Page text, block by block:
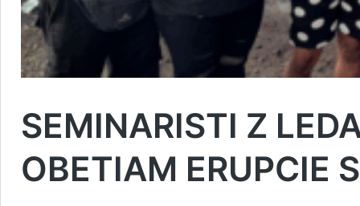
SEMINARISTI Z
OBETIAM ERUPCIE